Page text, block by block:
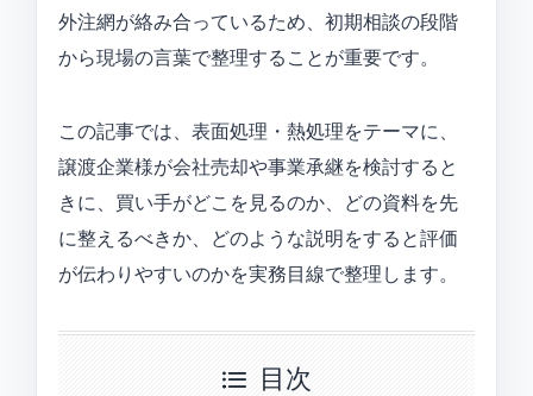
外注網が絡み合っているため、初期相談の段階
から現場の言葉で整理することが重要です。
この記事では、表面処理・熱処理をテーマに、
譲渡企業様が会社売却や事業承継を検討すると
きに、買い手がどこを見るのか、どの資料を先
に整えるべきか、どのような説明をすると評価
が伝わりやすいのかを実務目線で整理します。
目次